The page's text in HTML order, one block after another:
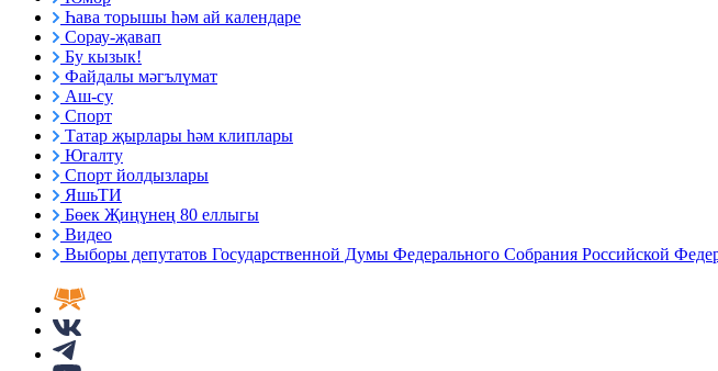
Һава торышы һәм ай календаре
Сорау-җавап
Бу кызык!
Файдалы мәгълүмат
Аш-су
Спорт
Татар җырлары һәм клиплары
Югалту
Спорт йолдызлары
ЯшьТИ
Бөек Җиңүнең 80 еллыгы
Видео
Выборы депутатов Государственной Думы Федерального Собрания Российской